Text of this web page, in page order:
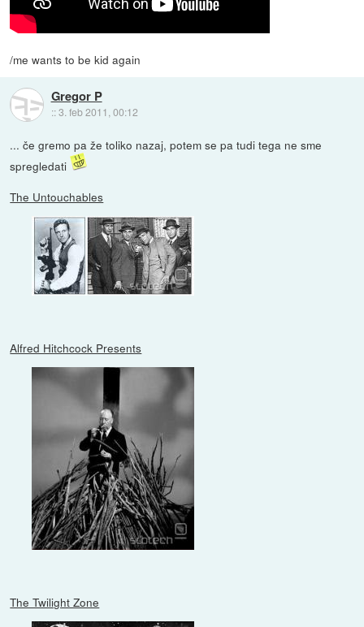
/me wants to be kid again
Gregor P
::3. feb 2011, 00:12
... če gremo pa že toliko nazaj, potem se pa tudi tega ne sme
spregledati
The Untouchables
Alfred Hitchcock Presents
The Twilight Zone